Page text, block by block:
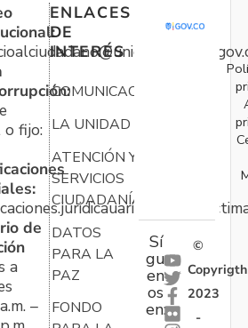
o fijo:
de
a
–
ENLACES
DE
INTERÉS
COMUNICACIONES
LA UNIDAD
ATENCIÓN Y
SERVICIOS
CIUDADANÍA
DATOS
PARA LA
PAZ
FONDO
Sí
gu
en
os
en:
©
Copyrigth
2023
-